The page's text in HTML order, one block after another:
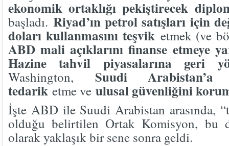
ekonomik ortaklığı pekiştirecek
başladı.Riyad’ın petrol satışları için
doları kullanmasını teşviketmek (ve
ABD mali açıklarını finanse etmeye
Hazine tahvil piyasalarına geri
Washington, Suudi
tedariketme ve ulusal güvenliğini
İşte ABD ile Suudi Arabistan arasında,
olduğu belirtilen Ortak Komisyon, bu
olarak yaklaşık bir sene sonra geldi.